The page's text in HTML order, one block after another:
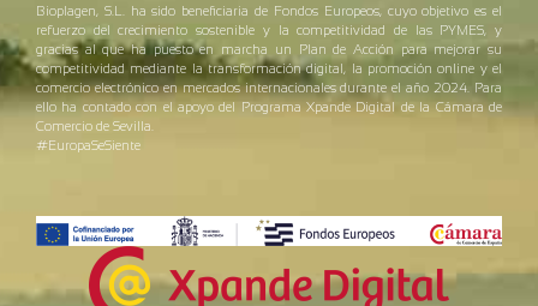
Bioplagen, S.L. ha sido beneficiaria de Fondos Europeos, cuyo objetivo es el
refuerzo del crecimiento sostenible y la competitividad de las PYMES, y
gracias al que ha puesto en marcha un Plan de Acción para mejorar su
competitividad mediante la transformación digital, la promoción online y el
comercio electrónico en mercados internacionales durante el año 2024. Para
ello ha contado con el apoyo del Programa Xpande Digital de la Cámara de
Comercio de Sevilla.
#EuropaSeSiente